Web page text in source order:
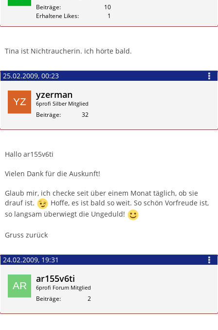
Beiträge
10
Erhaltene Likes
1
Tina ist Nichtraucherin. ich hörte bald.
25.02.2009, 00:23
yzerman
6profi Silber Mitglied
Beiträge 32
Hallo ar155v6ti
Vielen Dank für die Auskunft!
Glaub mir, ich checke seit über einem Monat täglich, ob sie
drauf ist.
Hoffe, es ist bald so weit. So schön Vorfreude ist,
so langsam überwiegt die Ungeduld!
Gruss zurück
24.02.2009, 19:31
ar155v6ti
6profi Forum Mitglied
Beiträge 2